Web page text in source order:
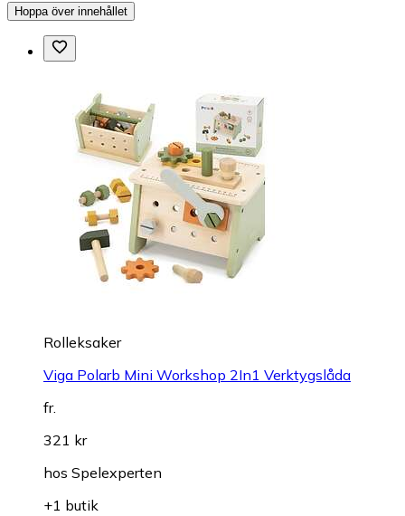
Hoppa över innehållet
Rolleksaker
Viga Polarb Mini Workshop 2In1 Verktygslåda
fr.
321 kr
hos Spelexperten
+1 butik